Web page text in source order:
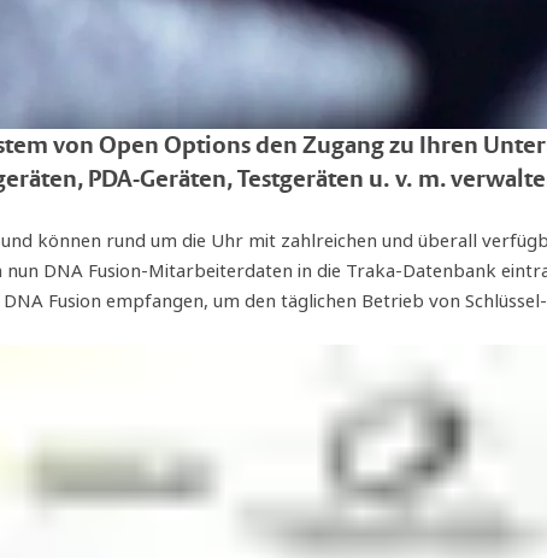
von Open Options den Zugang zu Ihren
PDA-Geräten, Testgeräten u. v. m.
können rund um die Uhr mit zahlreichen und überall
DNA Fusion-Mitarbeiterdaten in die Traka-Datenbank
Fusion empfangen, um den täglichen Betrieb von